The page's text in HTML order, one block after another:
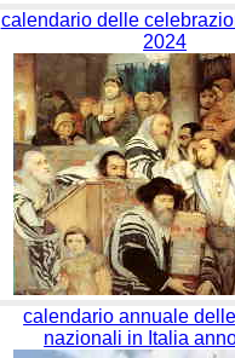
calendario delle
2024
calendario annuale
nazionali in Italia